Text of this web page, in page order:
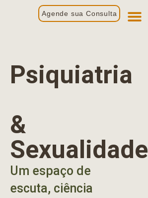
Agende sua Consulta
Psiquiatria
&
Sexualidade
Um espaço de
escuta, ciência